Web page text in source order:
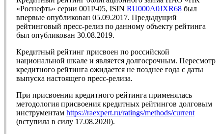
«Роснефть» серии 001Р-05, ISIN RU000A0JXR68 был
впервые опубликован 05.09.2017. Предыдущий
рейтинговый пресс-релиз по данному объекту рейтинга
был опубликован 30.08.2019.
Кредитный рейтинг присвоен по российской
национальной шкале и является долгосрочным. Пересмотр
кредитного рейтинга ожидается не позднее года с даты
выпуска настоящего пресс-релиза.
При присвоении кредитного рейтинга применялась
методология присвоения кредитных рейтингов долговым
инструментам https://raexpert.ru/ratings/methods/current
(вступила в силу 17.08.2020).